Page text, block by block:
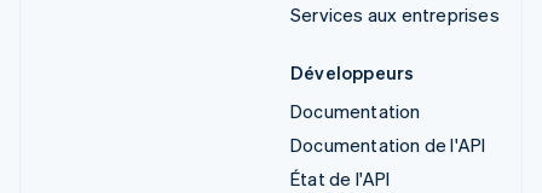
Services aux entreprises
Développeurs
Documentation
Documentation de l'API
État de l'API